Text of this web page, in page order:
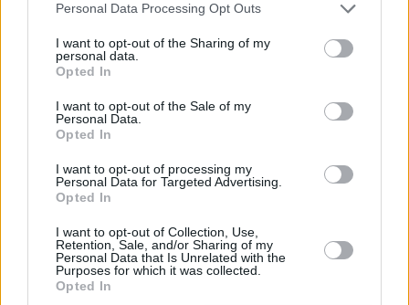
negar su consentimiento. Tenga en cuenta que algún
de su consentimiento, pero usted tiene el derecho de
rechazar tal procesamiento. Sus preferencias se aplicarán
cualquier momento entrando de nuevo en este sitio web o
visitando nuestra política de privacidad.
Personal Data Processing Opt Outs
I want to opt-out of the Sharing of my
personal data.
Opted In
I want to opt-out of the Sale of my
Personal Data.
Opted In
I want to opt-out of processing my
Personal Data for Targeted Advertising.
Opted In
I want to opt-out of Collection, Use,
Retention, Sale, and/or Sharing of my
Personal Data that Is Unrelated with the
Purposes for which it was collected.
Opted In